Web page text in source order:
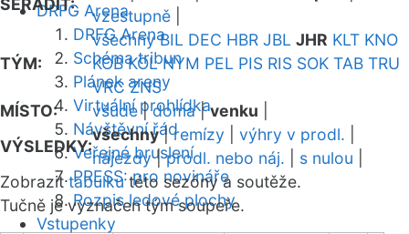
DRFG Arena
DRFG Arena
Schéma tribun
Plánek areny
Virtuální prohlídka
Návštěvní řád
Veřejné bruslení
PRESS: pro novináře
Rozpis ledové plochy
Vstupenky
SEŘADIT:
vzestupně
TÝM:
všechny BIL DEC HBR JBL JHR KLT KNO
KOB KOL NYM PEL PIS RIS SOK TAB TRU
VRC ZNS
MÍSTO:
všude|doma|venku
VÝSLEDKY:
všechny|remízy výhry v prodl.
nájezdy|prodl. nebo náj. s nulou
Zobrazittabulkutéto sezóny a soutěže.
Tučně je vyznačen tým soupeře.